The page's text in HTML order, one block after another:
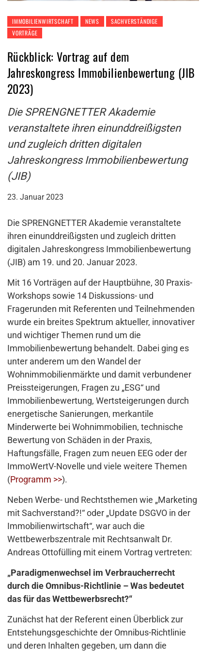
IMMOBILIENWIRTSCHAFT NEWS
SACHVERSTÄNDIGE
VORTRÄGE
Rückblick: Vortrag auf dem
Jahreskongress Immobilienbewertung (JIB
2023)
Die SPRENGNETTER Akademie
veranstaltete ihren einunddreißigsten
und zugleich dritten digitalen
Jahreskongress Immobilienbewertung
(JIB)
23. Januar 2023
Die SPRENGNETTER Akademie veranstaltete
ihren einunddreißigsten und zugleich dritten
digitalen Jahreskongress Immobilienbewertung
(JIB) am 19. und 20. Januar 2023.
Mit 16 Vorträgen auf der Hauptbühne, 30 Praxis-
Workshops sowie 14 Diskussions- und
Fragerunden mit Referenten und Teilnehmenden
wurde ein breites Spektrum aktueller, innovativer
und wichtiger Themen rund um die
Immobilienbewertung behandelt. Dabei ging es
unter anderem um den Wandel der
Wohnimmobilienmärkte und damit verbundener
Preissteigerungen, Fragen zu „ESG“ und
Immobilienbewertung, Wertsteigerungen durch
energetische Sanierungen, merkantile
Minderwerte bei Wohnimmobilien, technische
Bewertung von Schäden in der Praxis,
Haftungsfälle, Fragen zum neuen EEG oder der
ImmoWertV-Novelle und viele weitere Themen
(Programm >>).
Neben Werbe- und Rechtsthemen wie „Marketing
mit Sachverstand?!“ oder „Update DSGVO in der
Immobilienwirtschaft“, war auch die
Wettbewerbszentrale mit Rechtsanwalt Dr.
Andreas Ottofülling mit einem Vortrag vertreten:
„Paradigmenwechsel im Verbraucherrecht
durch die Omnibus-Richtlinie – Was bedeutet
das für das Wettbewerbsrecht?“
Zunächst hat der Referent einen Überblick zur
Entstehungsgeschichte der Omnibus-Richtlinie
und deren Inhalten gegeben, um dann die